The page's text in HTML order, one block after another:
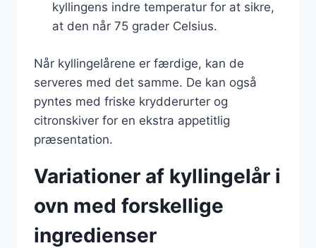
kyllingens indre temperatur for at sikre,
at den når 75 grader Celsius.
Når kyllingelårene er færdige, kan de
serveres med det samme. De kan også
pyntes med friske krydderurter og
citronskiver for en ekstra appetitlig
præsentation.
Variationer af kyllingelår i
ovn med forskellige
ingredienser